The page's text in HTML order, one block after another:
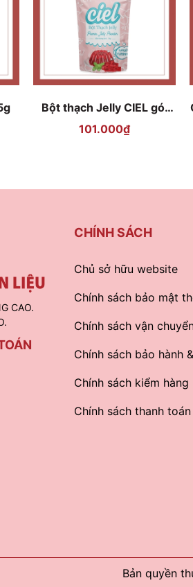
Bột thạch Jelly CIEL gói
1kg
101.000₫
CAO.
CHÍNH SÁCH
Chủ sở hữu website
Chính sách bảo mật
Chính sách vận
Chính sách bảo hành
Chính sách kiểm hàng
Chính sách thanh toán
Bản quyền